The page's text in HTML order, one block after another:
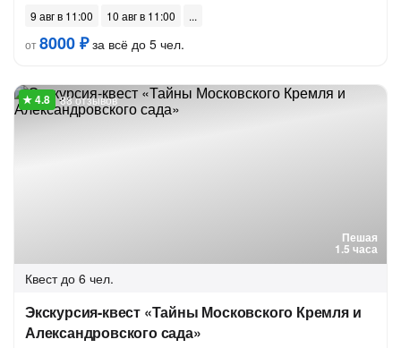
9 авг в 11:00
10 авг в 11:00
от8000 ₽за всё до 5 чел.
Пешая
1.5 часа
88 отзывов
Квест до 6 чел.
Экскурсия-квест «Тайны Московского Кремля и
Александровского сада»